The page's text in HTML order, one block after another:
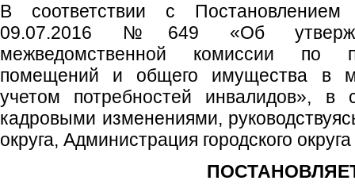
В соответствии с
09.07.2016 №649 «Об
межведомственной комиссии по
помещений и общего имущества в
учетом потребностей инвалидов», в
кадровыми изменениями,
округа, Администрация городского